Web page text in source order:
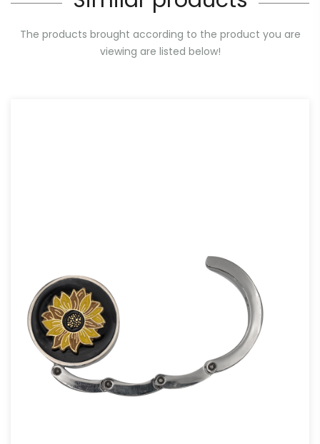
The products brought according to the product you are
viewing are listed below!